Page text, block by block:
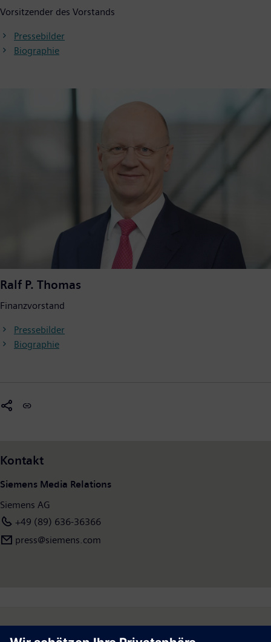
Vorsitzender des Vorstands
Pressebilder
Biographie
Ralf P. Thomas
Finanzvorstand
Pressebilder
Biographie
Kontakt
Siemens Media Relations
Siemens AG
+49 (89) 636-36366
press@siemens.com